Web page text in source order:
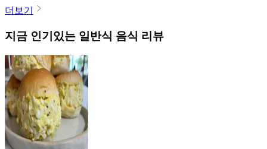
더보기
지금 인기있는 일반식 음식 리뷰